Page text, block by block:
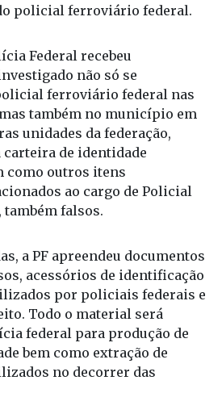
policial ferroviário federal.
Federal recebeu
não só se
ferroviário federal nas
também no município em
unidades da federação,
carteira de identidade
como outros itens
ao cargo de Policial
falsos.
a PF apreendeu documentos
acessórios de identificação
por policiais federais e
Todo o material será
federal para produção de
bem como extração de
no decorrer das